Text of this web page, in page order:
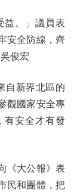
。」議員表
安全防線，齊
俊宏
新界北區的
觀國家安全專
有安全才有發
大公報》表
民和團體，把